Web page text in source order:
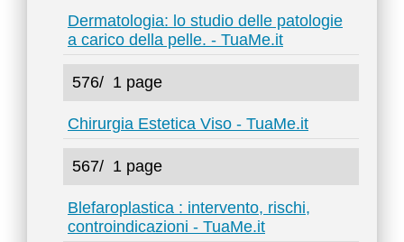
Dermatologia: lo studio delle patologie
a carico della pelle. - TuaMe.it
576/ 1 page
Chirurgia Estetica Viso - TuaMe.it
567/ 1 page
Blefaroplastica : intervento, rischi,
controindicazioni - TuaMe.it